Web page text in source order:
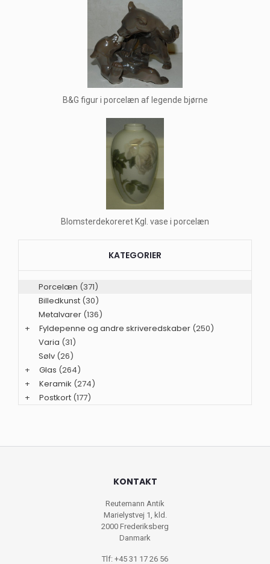
B&G figur i porcelæn af legende bjørne
Blomsterdekoreret Kgl. vase i porcelæn
KATEGORIER
Porcelæn (371)
Billedkunst (30)
Metalvarer (136)
+
Fyldepenne og andre skriveredskaber (250)
Varia (31)
Sølv (26)
+
Glas (264)
+
Keramik (274)
+
Postkort (177)
KONTAKT
Reutemann Antik
Marielystvej 1, kld.
2000 Frederiksberg
Danmark
Tlf: +45 31 17 26 56